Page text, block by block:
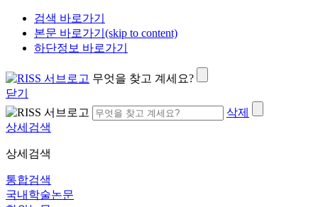
검색 바로가기
본문 바로가기(skip to content)
하단정보 바로가기
무엇을 찾고 계세요?
닫기
삭제
상세검색
상세검색
통합검색
국내학술논문